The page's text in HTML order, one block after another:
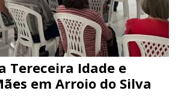
Tereceira Idade e
em Arroio do Silva